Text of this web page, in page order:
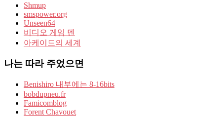
Shmup
smspower.org
Unseen64
비디오 게임 덴
아케이드의 세계
나는 따라 주었으면
Benishiro 내부에는 8-16bits
bobdupneu.fr
Famicomblog
Forent Chavouet